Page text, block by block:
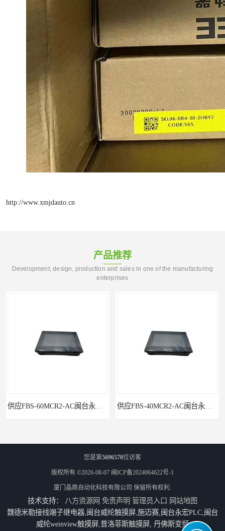
http://www.xmjdauto.cn
产品推荐
Development, design, production and sales in one of the manufacturing
enterprises
供应FBS-40MCR2-AC闽台永宏FATEKPLC P5043S闽台永宏FATEK触摸屏华南区总代理
您是第5696570位访客
版权所有 ©2026-08-07 闽ICP备2024064622号-1
厦门晶鼎自动化科技有限公司 保留所有权利.
技术支持： 八方资源网 免责声明 管理员入口 网站地图
魏德米勒接线端子继电器,闽台威纶触摸屏,施迈赛,闽台永宏PLC,闽台
威纶weinview触摸屏,普洛菲斯触摸屏, 丹佛斯变频